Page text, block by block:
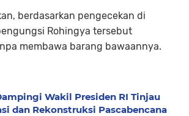
berdasarkan pengecekan di
Rohingya tersebut
membawa barang bawaannya.
Wakil Presiden RI Tinjau
dan Rekonstruksi Pascabencana